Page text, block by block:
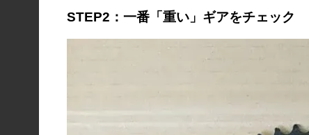
STEP2：一番「重い」ギアをチェック